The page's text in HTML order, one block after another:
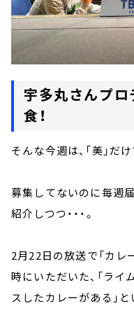
宇多丸さんプ
食！
そんな今週は、「美」だけ
募集してないのに毎週届
紹介しつつ・・・。
2月22日の放送で「カレ
時にいただいた、「ラ
スしたカレーがある」と